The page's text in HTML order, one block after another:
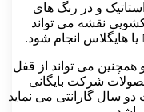
و در رنگ های
نقشه می تواند
می تواند از قفل
شرکت بایگانی
گارانتی می نماید